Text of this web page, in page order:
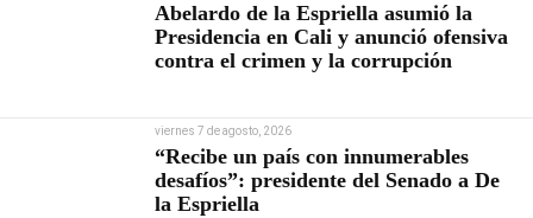
Abelardo de la Espriella asumió la
Presidencia en Cali y anunció ofensiva
contra el crimen y la corrupción
viernes 7 de agosto, 2026
“Recibe un país con innumerables
desafíos”: presidente del Senado a De
la Espriella